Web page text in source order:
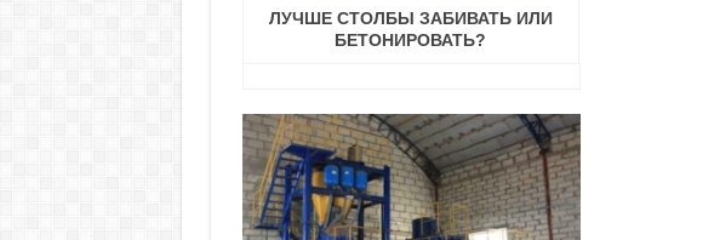
ЛУЧШЕ СТОЛБЫ ЗАБИВАТЬ ИЛИ
БЕТОНИРОВАТЬ?